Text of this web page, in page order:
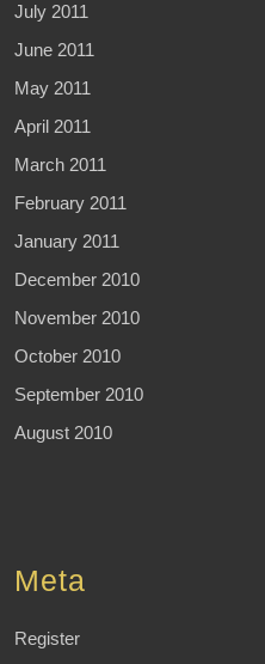
July 2011
June 2011
May 2011
April 2011
March 2011
February 2011
January 2011
December 2010
November 2010
October 2010
September 2010
August 2010
Meta
Register